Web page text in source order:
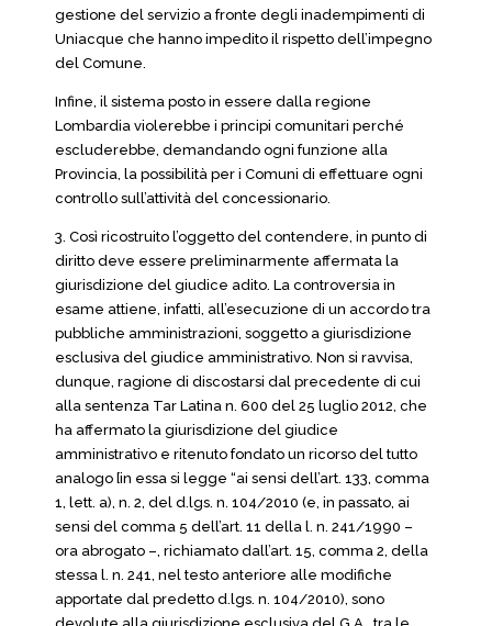
gestione del servizio a fronte degli inadempimenti di
Uniacque che hanno impedito il rispetto dell’impegno
del Comune.
Infine, il sistema posto in essere dalla regione
Lombardia violerebbe i principi comunitari perché
escluderebbe, demandando ogni funzione alla
Provincia, la possibilità per i Comuni di effettuare ogni
controllo sull’attività del concessionario.
3. Così ricostruito l’oggetto del contendere, in punto di
diritto deve essere preliminarmente affermata la
giurisdizione del giudice adito. La controversia in
esame attiene, infatti, all’esecuzione di un accordo tra
pubbliche amministrazioni, soggetto a giurisdizione
esclusiva del giudice amministrativo. Non si ravvisa,
dunque, ragione di discostarsi dal precedente di cui
alla sentenza Tar Latina n. 600 del 25 luglio 2012, che
ha affermato la giurisdizione del giudice
amministrativo e ritenuto fondato un ricorso del tutto
analogo [in essa si legge “ai sensi dell’art. 133, comma
1, lett. a), n. 2, del d.lgs. n. 104/2010 (e, in passato, ai
sensi del comma 5 dell’art. 11 della l. n. 241/1990 –
ora abrogato –, richiamato dall’art. 15, comma 2, della
stessa l. n. 241, nel testo anteriore alle modifiche
apportate dal predetto d.lgs. n. 104/2010), sono